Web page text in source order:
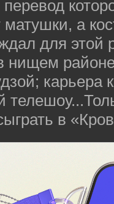
матушки, а
для этой
нищем
карьера
в